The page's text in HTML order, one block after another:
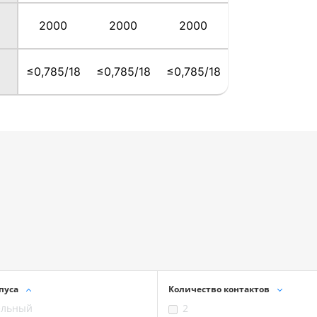
2000
≤0,785/18
2000
≤0,785/18
2000
≤0,785/18
Количество контактов
2